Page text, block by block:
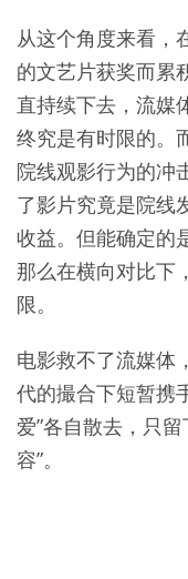
从这个角度来看，
的文艺片获奖而累
直持续下去，流媒
终究是有时限的。
院线观影行为的冲
了影片究竟是院线
收益。但能确定的
那么在横向对比下
限。
电影救不了流媒体
代的撮合下短暂携
爱”各自散去，只
容”。